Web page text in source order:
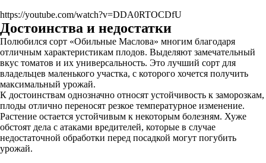
https://youtube.com/watch?v=DDA0RTOCDfU
Достоинства и недостатки
Полюбился сорт «Обильные Маслова» многим благодаря
отличным характеристикам плодов. Выделяют замечательный
вкус томатов и их универсальность. Это лучший сорт для
владельцев маленького участка, с которого хочется получить
максимальный урожай.
К достоинствам однозначно относят устойчивость к заморозкам,
плоды отлично переносят резкое температурное изменение.
Растение остается устойчивым к некоторым болезням. Хуже
обстоят дела с атаками вредителей, которые в случае
недостаточной обработки перед посадкой могут погубить
урожай.